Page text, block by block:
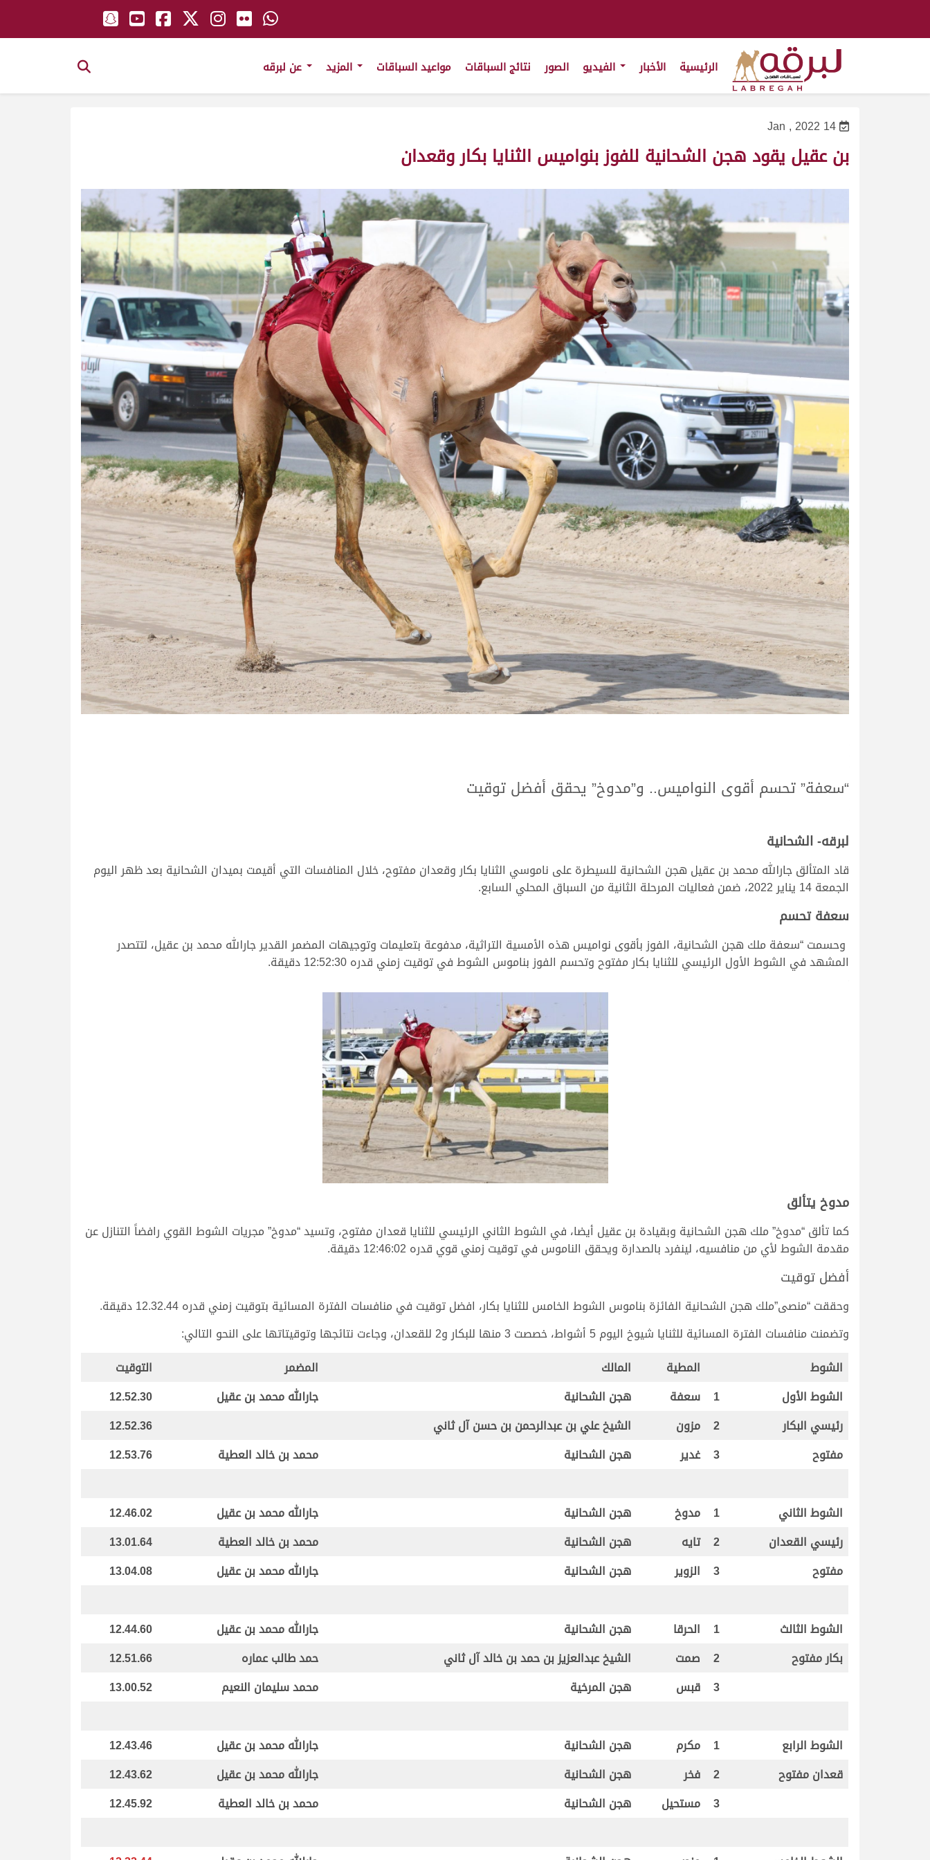
الرئيسية الأخبار الصور نتائج السباقات مواعيد السباقات
14 Jan , 2022
بن عقيل يقود هجن الشحانية للفوز بنواميس الثنايا بكار وقعدان
“سعفة” تحسم أقوى النواميس.. و”مدوخ” يحقق أفضل توقيت
لبرقه- الشحانية
قاد المتألق جارالله محمد بن عقيل هجن الشحانية للسيطرة على ناموسي الثنايا بكار وقعدان مفتوح، خلال المنافسات التي أقيمت بميدان الشحانية بعد ظهر اليوم
الجمعة 14 يناير 2022، ضمن فعاليات المرحلة الثانية من السباق المحلي السابع.
سعفة تحسم
وحسمت “سعفة ملك هجن الشحانية، الفوز بأقوى نواميس هذه الأمسية التراثية، مدفوعة بتعليمات وتوجيهات المضمر القدير جارالله محمد بن عقيل، لتتصدر
المشهد في الشوط الأول الرئيسي للثنايا بكار مفتوح وتحسم الفوز بناموس الشوط في توقيت زمني قدره 12:52:30 دقيقة.
مدوخ يتألق
كما تألق “مدوخ” ملك هجن الشحانية وبقيادة بن عقيل أيضا، في الشوط الثاني الرئيسي للثنايا قعدان مفتوح، وتسيد “مدوخ” مجريات الشوط القوي رافضاً التنازل عن
مقدمة الشوط لأي من منافسيه، لينفرد بالصدارة ويحقق الناموس في توقيت زمني قوي قدره 12:46:02 دقيقة.
أفضل توقيت
وحققت “منصى”ملك هجن الشحانية الفائزة بناموس الشوط الخامس للثنايا بكار، افضل توقيت في منافسات الفترة المسائية بتوقيت زمني قدره 12.32.44 دقيقة.
وتضمنت منافسات الفترة المسائية للثنايا شيوخ اليوم 5 أشواط، خصصت 3 منها للبكار و2 للقعدان، وجاءت نتائجها وتوقيتاتها على النحو التالي:
الشوط
المطية المالك المضمر
التوقيت
الشوط الأول
1 سعفة هجن الشحانية جارالله محمد بن عقيل
12.52.30
رئيسي البكار
2 مزون الشيخ علي بن عبدالرحمن بن حسن آل ثاني
12.52.36
مفتوح
3 غدير هجن الشحانية محمد بن خالد العطية 12.53.76
الشوط الثاني 1 مدوخ هجن الشحانية جارالله محمد بن عقيل
12.46.02
رئيسي القعدان
2 تايه هجن الشحانية محمد بن خالد العطية
13.01.64
مفتوح
3 الزوير هجن الشحانية جارالله محمد بن عقيل 13.04.08
الشوط الثالث 1 الحرقا هجن الشحانية جارالله محمد بن عقيل
12.44.60
بكار مفتوح
2 صمت الشيخ عبدالعزيز بن حمد بن خالد آل ثاني حمد طالب عماره
12.51.66
3
قبس هجن المرخية محمد سليمان النعيم 13.00.52
الشوط الرابع 1 مكرم هجن الشحانية جارالله محمد بن عقيل
12.43.46
قعدان مفتوح
2 فخر هجن الشحانية جارالله محمد بن عقيل
12.43.62
3
مستحيل هجن الشحانية محمد بن خالد العطية 12.45.92